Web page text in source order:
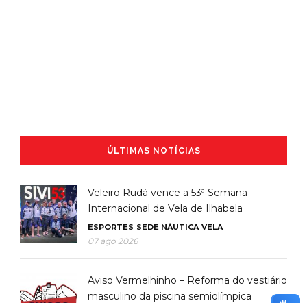
ÚLTIMAS NOTÍCIAS
Veleiro Rudá vence a 53ª Semana
Internacional de Vela de Ilhabela
ESPORTES SEDE NÁUTICA VELA
07 ago 2026
Aviso Vermelhinho – Reforma do vestiário
masculino da piscina semiolímpica